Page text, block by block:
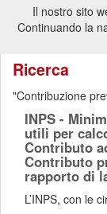
Ricerca
Contribuzione
INPS -
utili per
Contributo
Contributo
rapporto di
L’INPS, con le
Il nostro sito
Continuando la